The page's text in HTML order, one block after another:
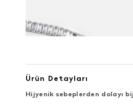
Ürün Detayları
Hijyenik sebeplerden dolayı